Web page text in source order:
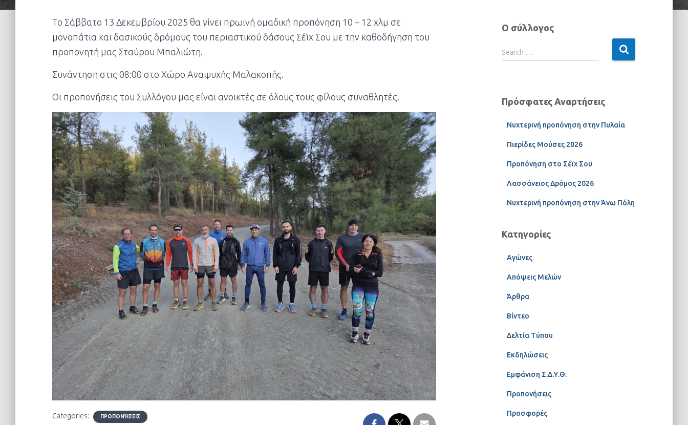
Το Σάββατο 13 Δεκεμβρίου 2025 θα γίνει πρωινή ομαδική προπόνηση 10 – 12 χλμ σε
μονοπάτια και δασικούς δρόμους του περιαστικού δάσους Σέϊχ Σου με την καθοδήγηση του
προπονητή μας Σταύρου Μπαλιώτη.
Συνάντηση στις 08:00 στο Χώρο Αναψυχής Μαλακοπής.
Οι προπονήσεις του Συλλόγου μας είναι ανοικτές σε όλους τους φίλους συναθλητές.
Categories: ΠΡΟΠΟΝΉΣΕΙΣ
Ο σύλλογος
Search …
Πρόσφατες Αναρτήσεις
Νυχτερινή προπόνηση στην Πυλαία
Πιερίδες Μούσες 2026
Προπόνηση στο Σέϊχ Σου
Λασσάνειος Δρόμος 2026
Νυχτερινή προπόνηση στην Άνω Πόλη
Κατηγορίες
Αγώνες
Απόψεις Μελών
Άρθρα
Βίντεο
Δελτία Τύπου
Εκδηλώσεις
Εμφάνιση Σ.Δ.Υ.Θ.
Προπονήσεις
Προσφορές